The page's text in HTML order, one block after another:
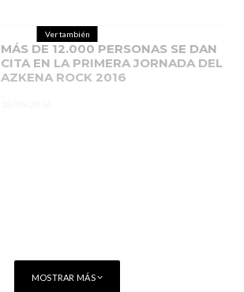
Ver también
MÁS DE 12.000 PERSONAS SE DAN
CITA EN LA PRIMERA JORNADA DEL
AZKENA ROCK 2016
MOSTRAR MÁS